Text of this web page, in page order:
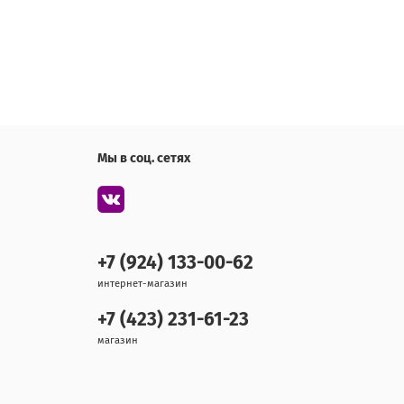
Мы в соц. сетях
+7 (924) 133-00-62
интернет-магазин
+7 (423) 231-61-23
магазин